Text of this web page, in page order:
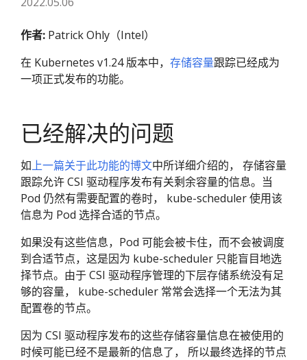
作者: Patrick Ohly（Intel）
在 Kubernetes v1.24 版本中， 存储容量跟踪已经成为
一项正式发布的功能。
已经解决的问题
如上一篇关于此功能的博文中所详细介绍的， 存储容量
跟踪允许 CSI 驱动程序发布有关剩余容量的信息。当
Pod 仍然有需要配置的卷时， kube-scheduler 使用该
信息为 Pod 选择合适的节点。
如果没有这些信息，Pod 可能会被卡住，而不会被调度
到合适节点，这是因为 kube-scheduler 只能盲目地选
择节点。由于 CSI 驱动程序管理的下层存储系统没有足
够的容量， kube-scheduler 常常会选择一个无法为其
配置卷的节点。
因为 CSI 驱动程序发布的这些存储容量信息在被使用的
时候可能已经不是最新的信息了， 所以最终选择的节点